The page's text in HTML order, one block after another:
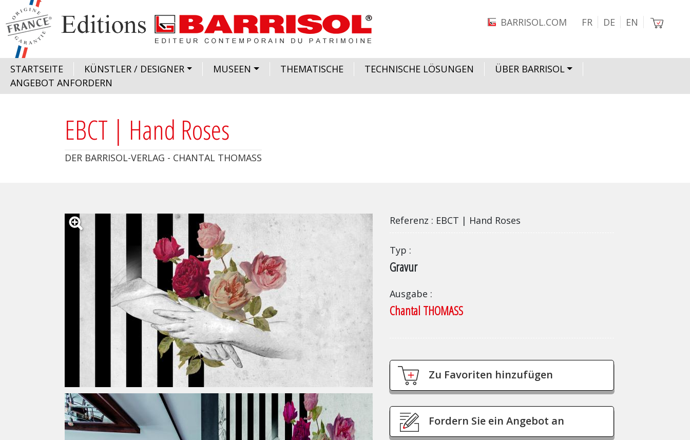
Direkt zum Inhalt
Bild
BARRISOL.COM
FR DE EN
Bild
Navigation principale
STARTSEITE KÜNSTLER / DESIGNER MUSEEN THEMATISCHE TECHNISCHE LÖSUNGEN
ÜBER BARRISOL
ANGEBOT ANFORDERN
EBCT | Hand Roses
DER BARRISOL-VERLAG - CHANTAL THOMASS
EBCT | Hand Roses
Referenz EBCT | Hand Roses
Typ
Gravur
Ausgabe
Chantal THOMASS
Zu Favoriten hinzufügen
Fordern Sie ein Angebot an